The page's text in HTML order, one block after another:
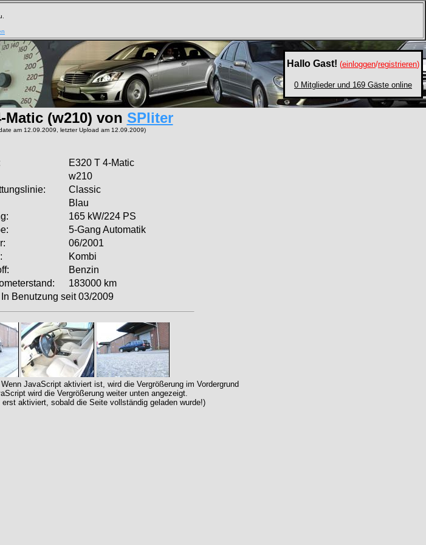
Hallo Gast! (einloggen/registrieren)
0 Mitglieder und 169 Gäste online
Matic (w210) von SPliter
am 12.09.2009, letzter Upload am 12.09.2009)
E320 T 4-Matic
w210
Classic
Blau
165 kW/224 PS
5-Gang Automatik
06/2001
Kombi
Benzin
183000 km
In Benutzung seit 03/2009
JavaScript aktiviert ist, wird die Vergrößerung im Vordergrund
wird die Vergrößerung weiter unten angezeigt.
aktiviert, sobald die Seite vollständig geladen wurde!)